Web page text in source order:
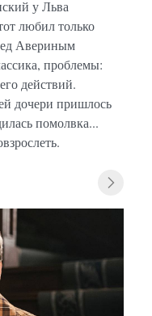
у Льва
любил только
Авериным
проблемы:
действий.
дочери пришлось
помолвка...